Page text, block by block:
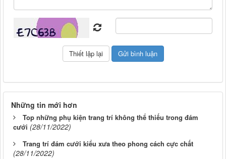
Những tin mới hơn
Top những phụ kiện trang trí không thể thiếu trong đám
cưới (28/11/2022)
Trang trí đám cưới kiểu xưa theo phong cách cực chất
(28/11/2022)